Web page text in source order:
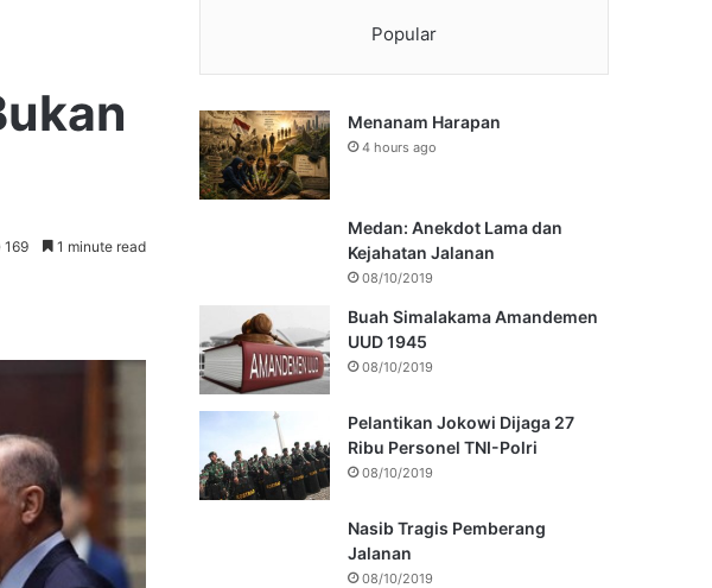
169 1 minute read
Popular
Menanam Harapan
4 hours ago
Medan: Anekdot Lama dan
Kejahatan Jalanan
08/10/2019
Buah Simalakama Amandemen
UUD 1945
08/10/2019
Pelantikan Jokowi Dijaga 27
Ribu Personel TNI-Polri
08/10/2019
Nasib Tragis Pemberang
Jalanan
08/10/2019